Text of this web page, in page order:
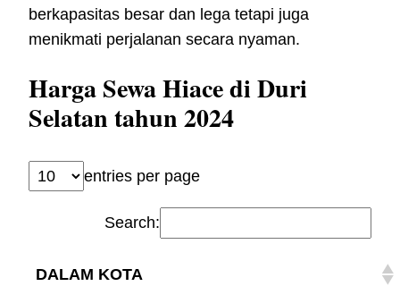
berkapasitas besar dan lega tetapi juga
menikmati perjalanan secara nyaman.
Harga Sewa Hiace di Duri
Selatan tahun 2024
entries per page
Search:
DALAM KOTA